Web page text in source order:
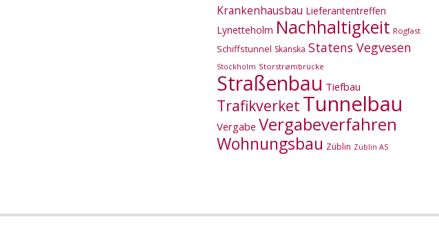
Krankenhausbau Lieferantentreffen
Lynetteholm Nachhaltigkeit Rogfast
Schiffstunnel Skanska Statens Vegvesen
Stockholm Storstrømbrücke
Straßenbau Tiefbau
Trafikverket Tunnelbau
Vergabe Vergabeverfahren
Wohnungsbau Züblin Züblin AS